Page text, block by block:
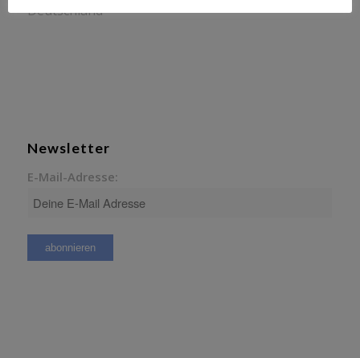
Deutschland
Newsletter
E-Mail-Adresse: